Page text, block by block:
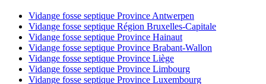
Vidange fosse septique Province Antwerpen
Vidange fosse septique Région Bruxelles-Capitale
Vidange fosse septique Province Hainaut
Vidange fosse septique Province Brabant-Wallon
Vidange fosse septique Province Liège
Vidange fosse septique Province Limbourg
Vidange fosse septique Province Luxembourg